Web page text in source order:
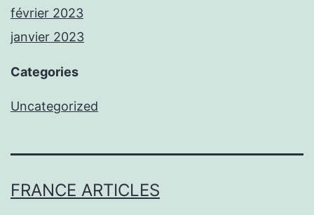
février 2023
janvier 2023
Categories
Uncategorized
FRANCE ARTICLES